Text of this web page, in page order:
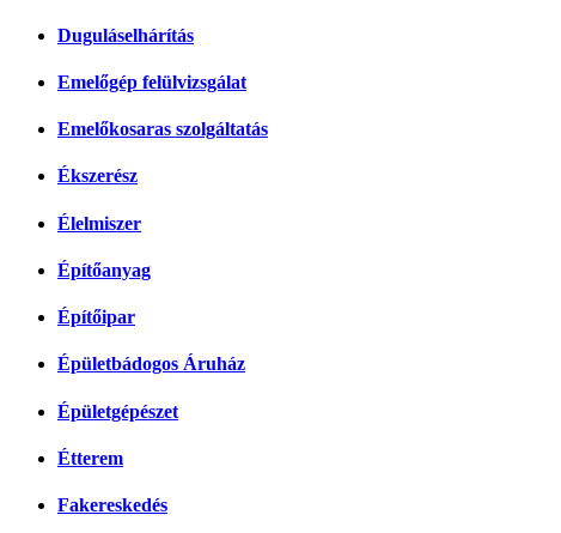
Duguláselhárítás
Emelőgép felülvizsgálat
Emelőkosaras szolgáltatás
Ékszerész
Élelmiszer
Építőanyag
Építőipar
Épületbádogos Áruház
Épületgépészet
Étterem
Fakereskedés